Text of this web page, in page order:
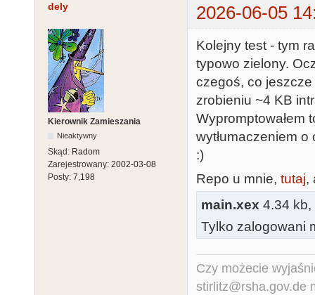
dely 2026-06-05
Kierownik Zamieszania
Nieaktywny
Skąd: Radom
Zarejestrowany: 2002-03-08
Posty: 7,198
Kolejny test - tym
typowo zielony.
czegoś, co jeszcze
zrobieniu ~4 KB
Wypromptowałem
wytłumaczeniem
:)
Repo u mnie, tutaj,
main.xex 4.34
Tylko zalogowani
Czy możecie
stirlitz@rsha.gov.de